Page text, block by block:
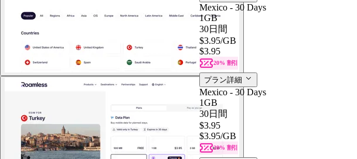
Mexico - 30 Days
1GB
30日間
$3.95/GB
$3.95
20% 割引
プラン詳細
Mexico - 30 Days
1GB
30日間
$3.95
$3.95/GB
20% 割引